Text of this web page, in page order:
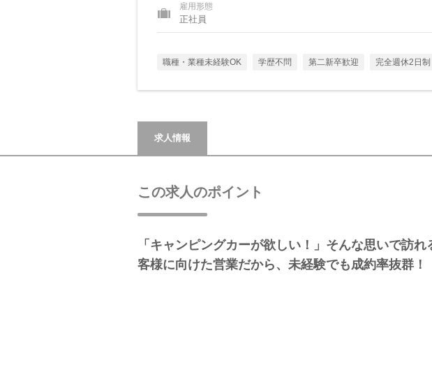
雇用形態
正社員
職種・業種未経験OK 学歴不問 第二新卒歓迎 完全週休2日制
求人情報
この求人のポイント
「キャンピングカーが欲しい！」そんな思いで訪れ
客様に向けた営業だから、未経験でも成約率抜群！